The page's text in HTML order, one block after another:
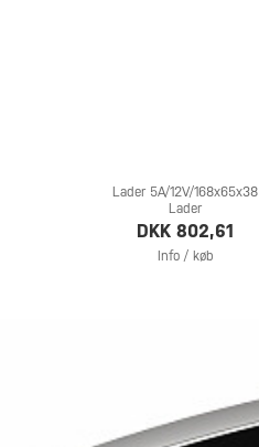
Lader 5A/12V/168x65x38
Lader
DKK 802,61
Info / køb